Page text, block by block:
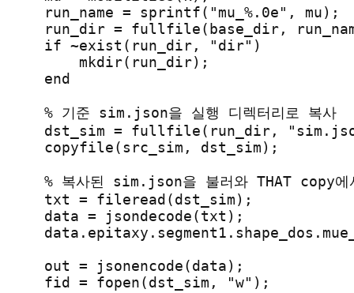
    run_name = sprintf("mu_%.0e", mu);
run_dir = fullfile(base_dir,
if ~exist(run_dir, "dir")
        mkdir(run_dir);
end
% 기준 sim.json을 실행 디렉터리로 복사
dst_sim = fullfile(run_dir,
    copyfile(src_sim, dst_sim);
% 복사된 sim.json을 불러와 THAT copy에
    txt = fileread(dst_sim);
    data = jsondecode(txt);
    out = jsonencode(data);
    fid = fopen(dst_sim, "w");